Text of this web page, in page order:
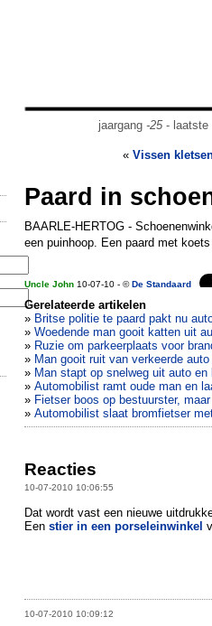
jaargang -25- laatste
« Vissen
Paard in
BAARLE-HERTOG -
een puinhoop. Een paard met
Uncle John 10-07-10 - ©De Standaard
Gerelateerde artikelen
» Britse politie te paard pakt nu
» Woedende man gooit katten uit
» Ruzie om parkeerplaats voor
» Man gooit ruit van verkeerde auto
» Man stapt op snelweg uit auto
» Automobilist ramt oude man en
» Fietser boos op bestuurster,
» Automobilist slaat bromfietser
Reacties
10-07-2010 10:06:55
Dat wordt vast een nieuwe
Een stier in een porseleinwinkel
10-07-2010 10:09:12